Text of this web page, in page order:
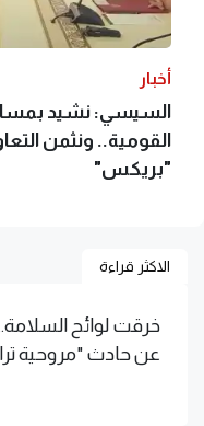
أخبار
السيسي: نشيد
القومية.. ونثمن
"بريكس"
الاكثر قراءة
خرقت لوائح
عن حادث "مروحية